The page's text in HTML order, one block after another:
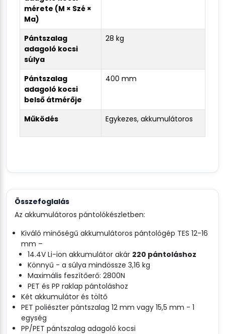
mérete (M × Szé ×
Ma)
Pántszalag
adagoló kocsi
súlya
28 kg
Pántszalag
adagoló kocsi
belső átmérője
400 mm
Működés Egykezes, akkumulátoros
Összefoglalás
Az akkumulátoros pántolókészletben:
Kiváló minőségű akkumulátoros pántológép TES 12-16
mm –
14.4V Li-ion akkumulátor akár 220 pántoláshoz
Könnyű - a súlya mindössze 3,16 kg
Maximális feszítőerő: 2800N
PET és PP raklap pántoláshoz
Két akkumulátor és töltő
PET poliészter pántszalag 12 mm vagy 15,5 mm - 1
egység
PP/PET pántszalag adagoló kocsi